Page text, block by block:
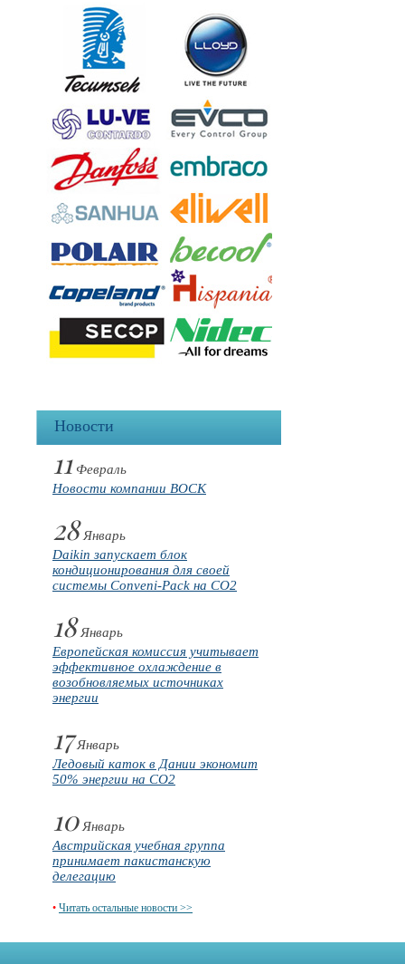
Новости
11 Февраль
Новости компании BOCK
28Январь
Daikin запускает блок
кондиционирования для своей
системы Conveni-Pack на CO2
18Январь
Европейская комиссия учитывает
эффективное охлаждение в
возобновляемых источниках
энергии
17Январь
Ледовый каток в Дании экономит
50% энергии на CO2
10Январь
Австрийская учебная группа
принимает пакистанскую
делегацию
• Читать остальные новости >>